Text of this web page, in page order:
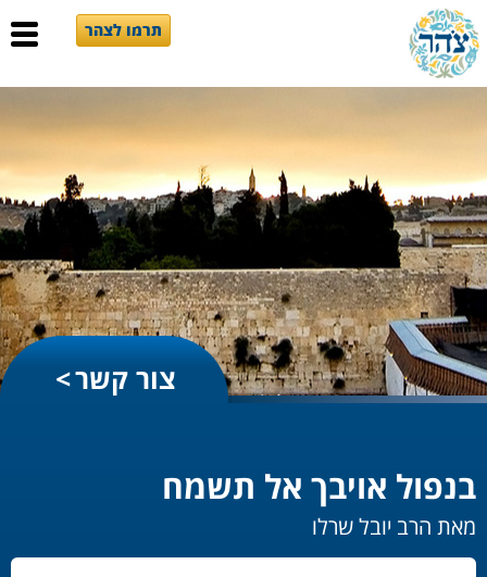
תרמו לצהר
צור קשר
בנפול אויבך אל תשמח
מאת הרב יובל שרלו